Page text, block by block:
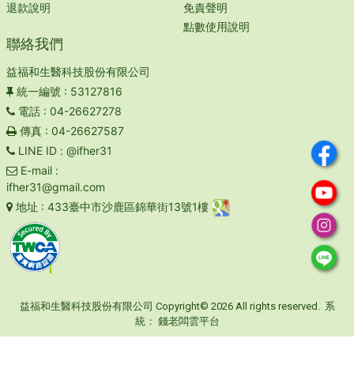
退款說明
免責聲明
點數使用說明
聯絡我們
益福和生醫科技股份有限公司
統一編號 : 53127816
電話: 04-26627278
傳真: 04-26627587
LINE ID: @ifher31
E-mail:
ifher31@gmail.com
地址 : 433臺中市沙鹿區錦華街13號1樓
益福和生醫科技股份有限公司 Copyright© 2026 All rights reserved. 系
統： 錢老闆雲平台